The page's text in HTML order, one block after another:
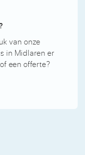
van onze
in Midlaren er
een offerte?